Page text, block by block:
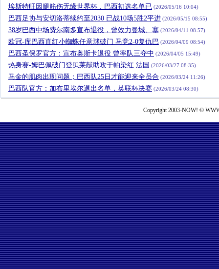
埃斯特旺因腿筋伤无缘世界杯，巴西初选名单已 (2026/05/16 10:04)
巴西足协与安切洛蒂续约至2030 已战10场5胜2平进 (2026/05/15 08:55)
38岁巴西中场费尔南多宣布退役，曾效力曼城、塞 (2026/04/11 08:57)
欧冠-库巴西直红小蜘蛛任意球破门 马竞2-0复仇巴 (2026/04/09 08:54)
巴西圣保罗官方：宣布奥斯卡退役 曾率队三夺中 (2026/04/05 15:49)
热身赛-姆巴佩破门登贝莱献助攻于帕染红 法国 (2026/03/27 08:35)
马金的肌肉出现问题；巴西队25日才能迎来全员合 (2026/03/24 11:26)
巴西队官方：加布里埃尔退出名单，英联杯决赛 (2026/03/24 08:30)
Copyright 2003-NOW! ©